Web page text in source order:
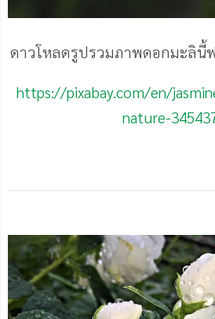
ดาวโหลดรูปรวมภาพดอกมะลินี้
https://pixabay.com/en/
nature-